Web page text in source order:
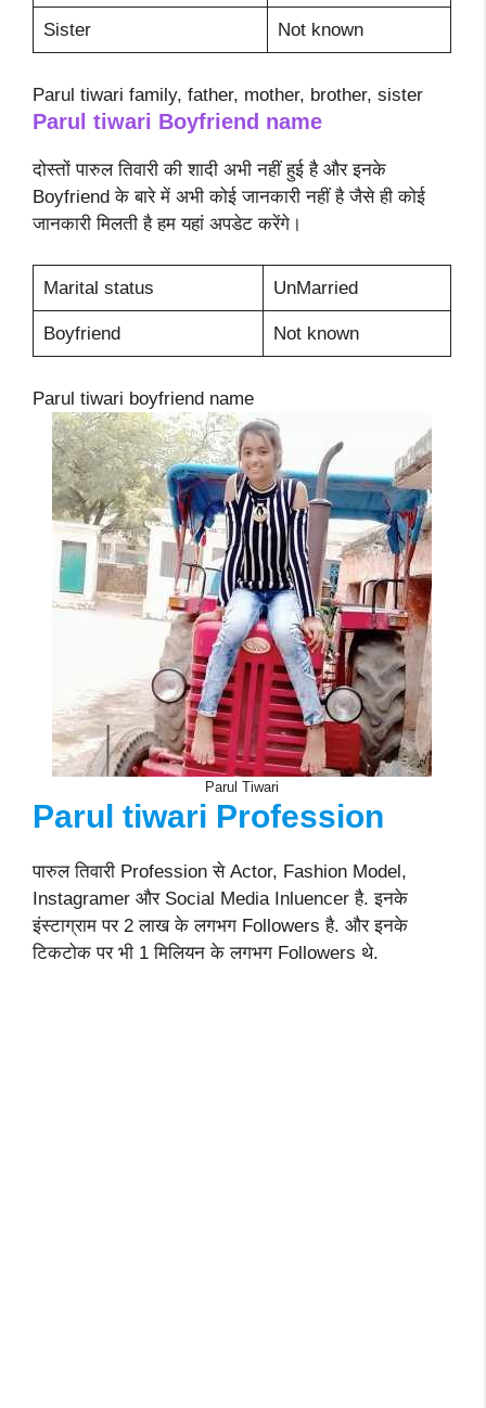
Sister Not known
Parul tiwari family, father, mother, brother, sister
Parul tiwari Boyfriend name
दोस्तों पारुल तिवारी की शादी अभी नहीं हुई है और इनके
Boyfriend के बारे में अभी कोई जानकारी नहीं है जैसे ही कोई
जानकारी मिलती है हम यहां अपडेट करेंगे।
Marital status UnMarried
Boyfriend Not known
Parul tiwari boyfriend name
Parul Tiwari
Parul tiwari Profession
पारुल तिवारी Profession से Actor, Fashion Model,
Instagramer और Social Media Inluencer है. इनके
इंस्टाग्राम पर 2 लाख के लगभग Followers है. और इनके
टिकटोक पर भी 1 मिलियन के लगभग Followers थे.